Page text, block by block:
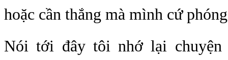
hoặc cần thắng mà mình cứ
Nói tới đây tôi nhớ lại